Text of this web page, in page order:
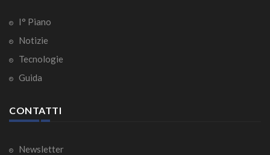
I° Piano
Notizie
Tecnologie
Guida
CONTATTI
Newsletter